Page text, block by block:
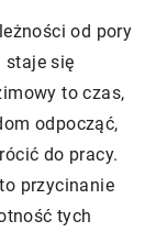
od pory
staje się
to czas,
odpocząć,
do pracy.
przycinanie
tych